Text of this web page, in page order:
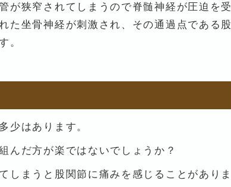
が狭窄されてしまうので脊髄神経が圧迫を受
た坐骨神経が刺激され、その通過点である股
。
少はあります。
んだ方が楽ではないでしょうか？
しまうと股関節に痛みを感じることがありま